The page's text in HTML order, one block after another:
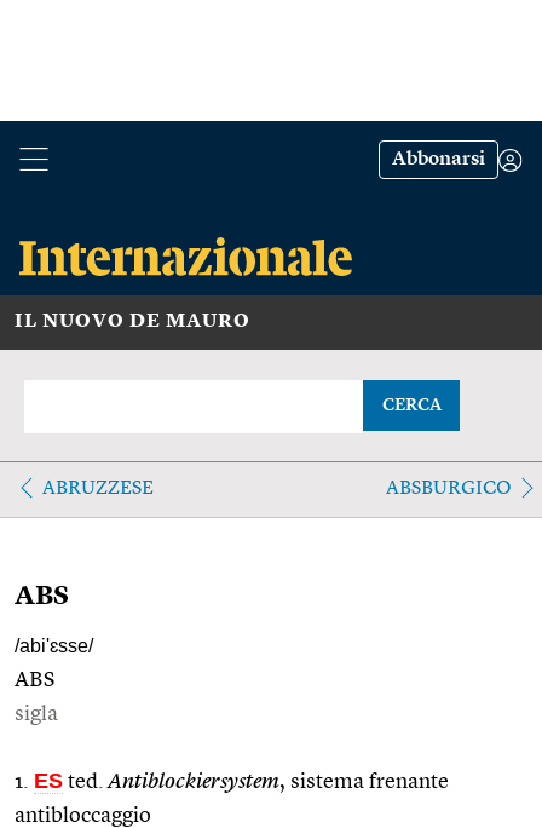
Abbonarsi
IL NUOVO DE MAURO
CERCA
ABRUZZESE ABSBURGICO
ABS
/abi'ɛsse/
ABS
sigla
1. ES ted. Antiblockiersystem, sistema frenante
antibloccaggio